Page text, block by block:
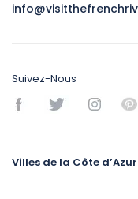
Suivez-Nous
Villes de la Côte d’Azur